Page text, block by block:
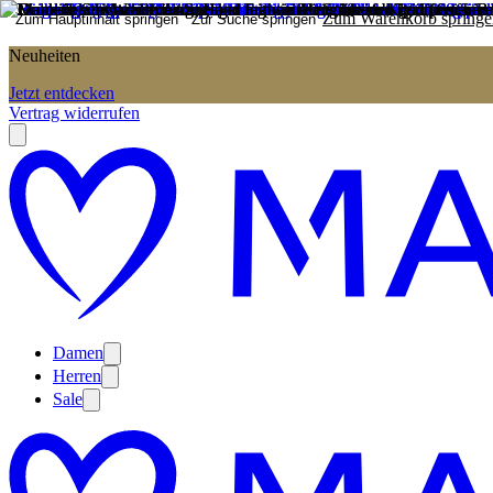
Zum Hauptinhalt springen Zur Suche springen Zum Warenkorb
Neuheiten
Jetzt entdecken
Vertrag widerrufen
Damen
Herren
Sale